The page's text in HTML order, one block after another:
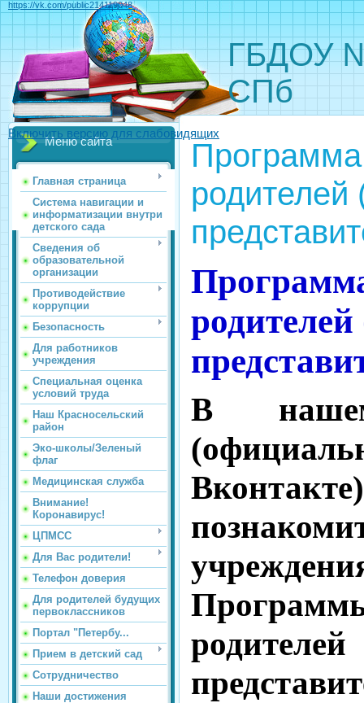
ГБДОУ
СПб
https://vk.com/public214119048
Включить версию для слабовидящих
Меню сайта
Главная страница
Система навигации и
информатизации внутри
детского сада
Сведения об
образовательной
организации
Противодействие
коррупции
Безопасность
Для работников
учреждения
Специальная оценка
условий труда
Наш Красносельский
район
Эко-школы/Зеленый
флаг
Медицинская служба
Внимание!
Коронавирус!
ЦПМСС
Для Вас родители!
Телефон доверия
Для родителей будущих
первоклассников
Портал "Петербу...
Прием в детский сад
Сотрудничество
Наши достижения
родителей
В